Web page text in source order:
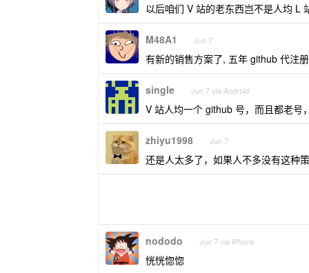
以后咱们 V 站的老东西岂不是人均 L
M48A1 Jun 7
有新的销售方案了, 五年 github 代注
single Jun 7 via Android
V 站人均一个 github 号，而且都老号
zhiyu1998 Jun 7
还是人太多了，如果人不多没有这种
nododo Jun 7 via iPhone
恍恍惚惚